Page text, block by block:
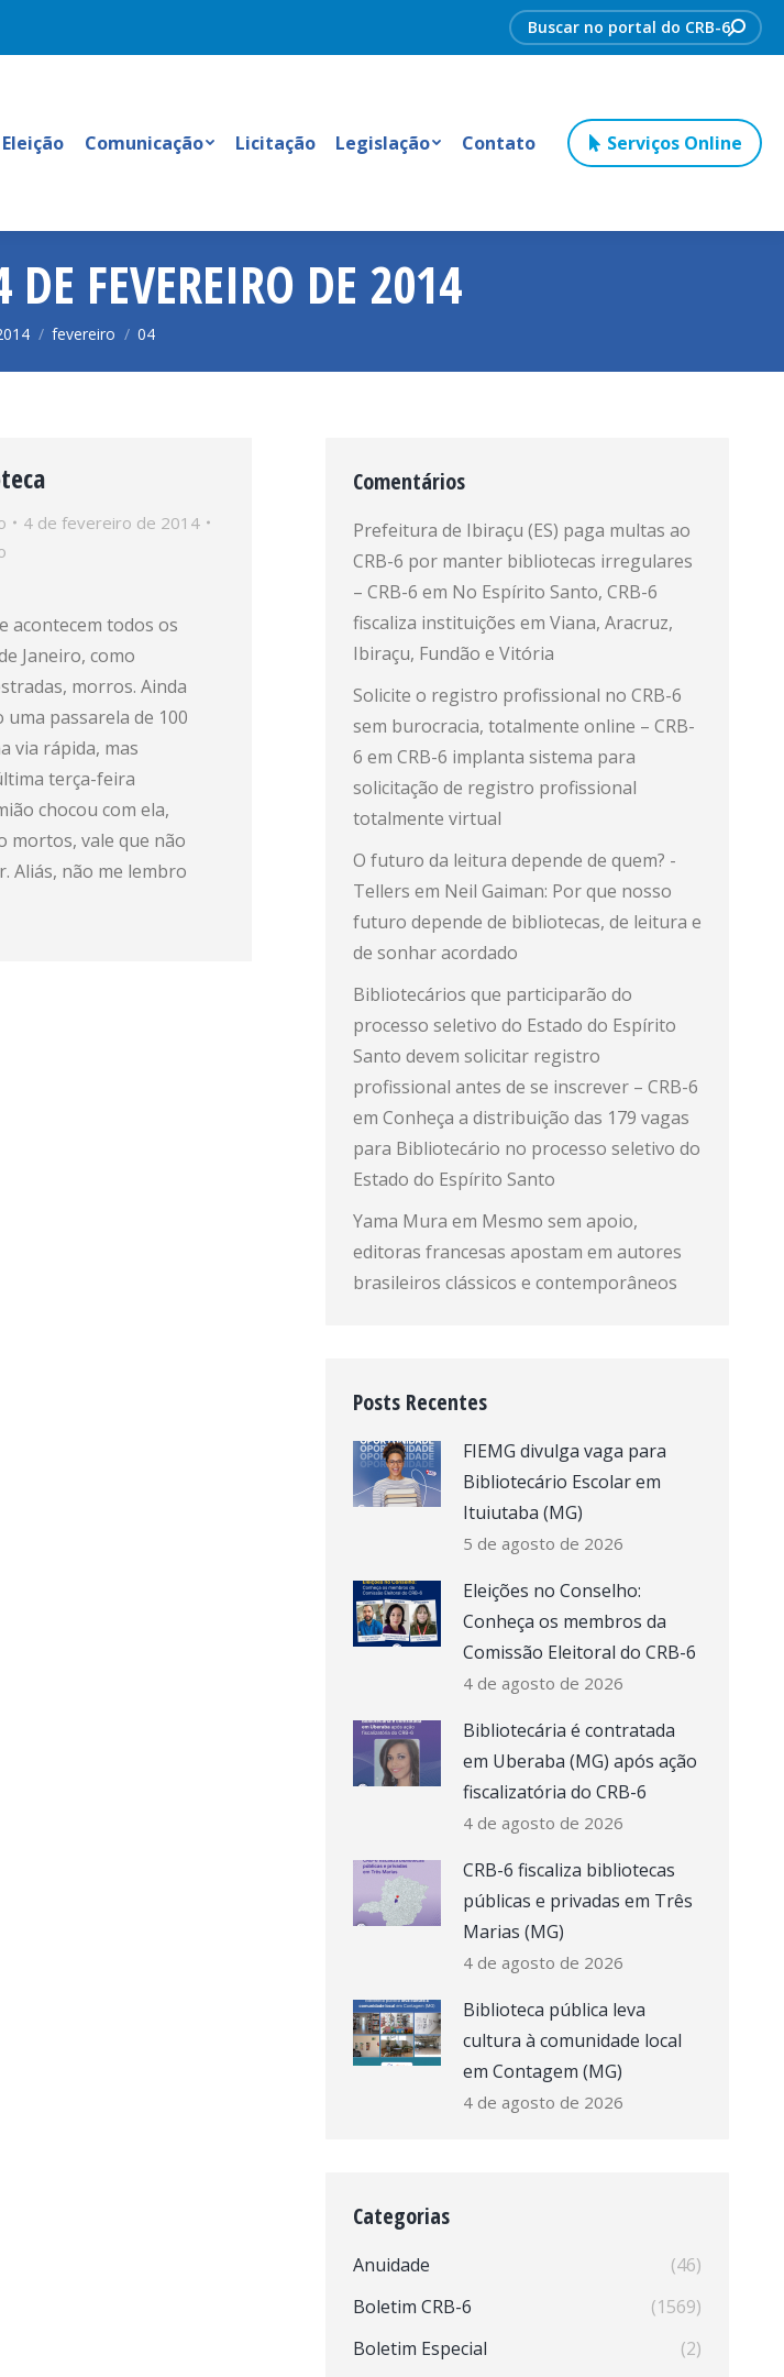
Search:
Eleição Comunicação Licitação Legislação Contato Serviços Online
DE FEVEREIRO DE 2014
aqui:fevereiro 04
4 de fevereiro de 2014
acontecem todos os
Janeiro, como
morros. Ainda
uma passarela de 100
via rápida, mas
terça-feira
chocou com ela,
mortos, vale que não
Aliás, não me lembro
Comentários
Prefeitura de Ibiraçu (ES) paga multas ao
CRB-6 por manter bibliotecas irregulares
– CRB-6 em No Espírito Santo, CRB-6
fiscaliza instituições em Viana, Aracruz,
Ibiraçu, Fundão e Vitória
Solicite o registro profissional no CRB-6
sem burocracia, totalmente online – CRB-
6 em CRB-6 implanta sistema para
solicitação de registro profissional
totalmente virtual
O futuro da leitura depende de quem? -
Tellers em Neil Gaiman: Por que nosso
futuro depende de bibliotecas, de leitura e
de sonhar acordado
Bibliotecários que participarão do
processo seletivo do Estado do Espírito
Santo devem solicitar registro
profissional antes de se inscrever – CRB-6
em Conheça a distribuição das 179 vagas
para Bibliotecário no processo seletivo do
Estado do Espírito Santo
Yama Mura em Mesmo sem apoio,
editoras francesas apostam em autores
brasileiros clássicos e contemporâneos
Posts Recentes
FIEMG divulga vaga para
Bibliotecário Escolar em
Ituiutaba (MG)
5 de agosto de 2026
Eleições no Conselho:
Conheça os membros da
Comissão Eleitoral do CRB-6
4 de agosto de 2026
Bibliotecária é contratada
em Uberaba (MG) após ação
fiscalizatória do CRB-6
4 de agosto de 2026
CRB-6 fiscaliza bibliotecas
públicas e privadas em Três
Marias (MG)
4 de agosto de 2026
Biblioteca pública leva
cultura à comunidade local
em Contagem (MG)
4 de agosto de 2026
Categorias
Anuidade
(46)
Boletim CRB-6
(1569)
Boletim Especial
(2)